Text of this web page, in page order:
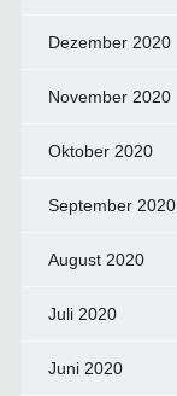
Dezember 2020
November 2020
Oktober 2020
September 2020
August 2020
Juli 2020
Juni 2020